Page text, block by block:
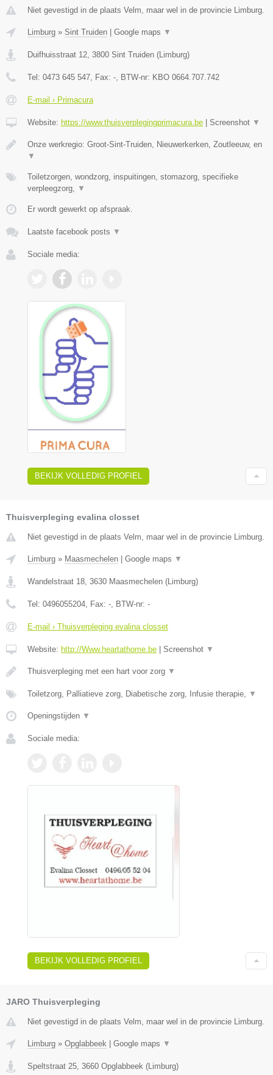
Niet gevestigd in de plaats Velm, maar wel in de provincie Limburg.
Limburg » Sint Truiden Google maps ▼
Duifhuisstraat 12, 3800 Sint Truiden (Limburg)
Tel: 0473 645 547, Fax: -, BTW-nr: KBO 0664.707.742
E-mail › Primacura
Website: https://www.thuisverplegingprimacura.be Screenshot ▼
Onze werkregio: Groot-Sint-Truiden, Nieuwerkerken, Zoutleeuw, en
▼
Toiletzorgen, wondzorg, inspuitingen, stomazorg, specifieke
verpleegzorg, ▼
Er wordt gewerkt op afspraak.
Laatste facebook posts ▼
Sociale media:
BEKIJK VOLLEDIG PROFIEL
Thuisverpleging evalina closset
Niet gevestigd in de plaats Velm, maar wel in de provincie Limburg.
Limburg » Maasmechelen Google maps ▼
Wandelstraat 18, 3630 Maasmechelen (Limburg)
Tel: 0496055204, Fax: -, BTW-nr: -
E-mail › Thuisverpleging evalina closset
Website: http://Www.heartathome.be Screenshot ▼
Thuisverpleging met een hart voor zorg ▼
Toiletzorg, Palliatieve zorg, Diabetische zorg, Infusie therapie, ▼
Openingstijden ▼
Sociale media:
BEKIJK VOLLEDIG PROFIEL
JARO Thuisverpleging
Niet gevestigd in de plaats Velm, maar wel in de provincie Limburg.
Limburg » Opglabbeek Google maps ▼
Speltstraat 25, 3660 Opglabbeek (Limburg)